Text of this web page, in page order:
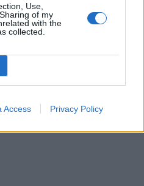
Use,
of my
with the
collected.
Access Privacy Policy